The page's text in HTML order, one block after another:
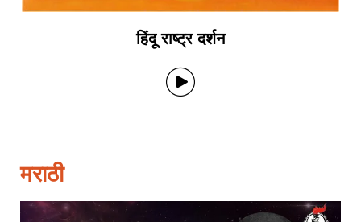
हिंदू राष्ट्र दर्शन
मराठी